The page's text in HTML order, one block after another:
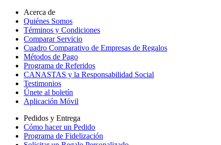
Acerca de
Quiénes Somos
Términos y Condiciones
Comparar Servicio
Cuadro Comparativo de Empresas de Regalos
Métodos de Pago
Programa de Referidos
CANASTAS y la Responsabilidad Social
Testimonios
Únete al boletín
Aplicación Móvil
Pedidos y Entrega
Cómo hacer un Pedido
Programa de Fidelización